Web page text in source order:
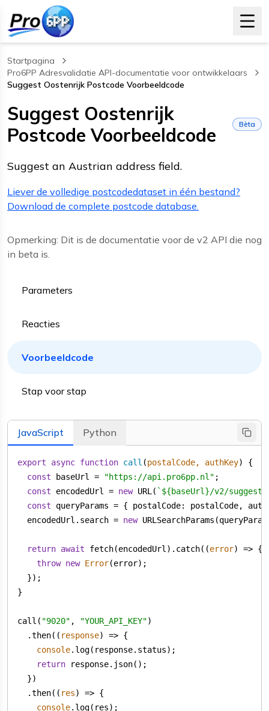
Startpagina
Pro6PP Adresvalidatie API-documentatie voor ontwikkelaars
Suggest Oostenrijk Postcode Voorbeeldcode
, current page
Suggest Oostenrijk
Postcode Voorbeeldcode
Bèta
Suggest an Austrian address field.
Liever de volledige postcodedataset in één bestand?
Download de complete postcode database.
Opmerking: Dit is de documentatie voor de v2 API die nog
in beta is.
Parameters
Reacties
Voorbeeldcode
Stap voor stap
JavaScript Python
export async function call (postalCode, authKey)
const baseUrl = "https://api.pro6pp.nl"
const encodedUrl = new URL( ` ${baseUrl}/v2/
const queryParams = { postalCode: postalCode,
  encodedUrl.search =
new
return await fetch(encodedUrl).catch( (error) =>
throw new Error
call( "9020" , "YOUR_API_KEY"
  .then(
( response) =>
console
return
  .then(
( res) =>
console